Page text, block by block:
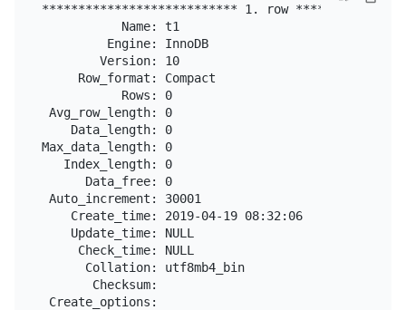
*************************** 1. row
           Name: t1
         Engine: InnoDB
        Version: 10
     Row_format: Compact
           Rows: 0
Avg_row_length: 0
    Data_length: 0
Max_data_length: 0
   Index_length: 0
      Data_free: 0
Auto_increment: 30001
    Create_time: 2019-04-19 08:32:06
    Update_time: NULL
     Check_time: NULL
      Collation: utf8mb4_bin
       Checksum:
Create_options: